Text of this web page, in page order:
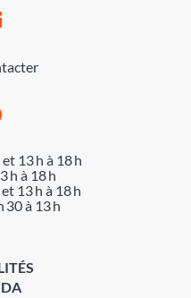
13 h à 18 h
h à 18 h
13 h à 18 h
30 à 13 h